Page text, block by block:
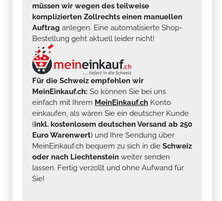
müssen wir wegen des teilweise
komplizierten Zollrechts einen manuellen
Auftrag anlegen. Eine automatisierte Shop-
Bestellung geht aktuell leider nicht!
Für die Schweiz empfehlen wir
MeinEinkauf.ch: So können Sie bei uns
einfach mit Ihrem MeinEinkauf.ch Konto
einkaufen, als wären Sie ein deutscher Kunde
(inkl. kostenlosem deutschen Versand ab 250
Euro Warenwert) und Ihre Sendung über
MeinEinkauf.ch bequem zu sich in die Schweiz
oder nach Liechtenstein weiter senden
lassen. Fertig verzollt und ohne Aufwand für
Sie!